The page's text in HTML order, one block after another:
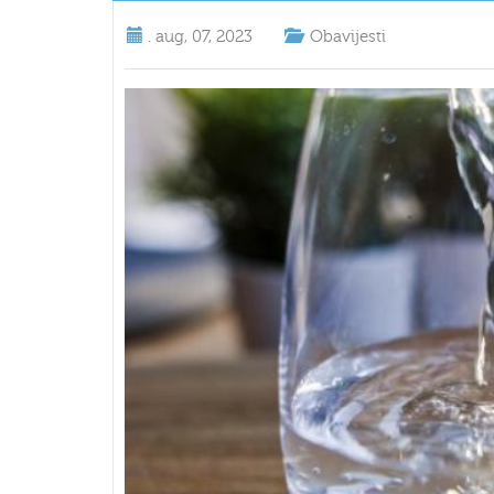
. aug, 07, 2023 Obavijesti